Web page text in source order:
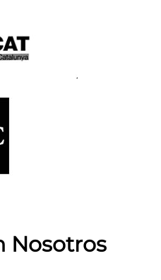
Nosotros